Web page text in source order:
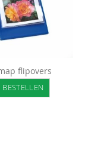
flipovers
BESTELLEN